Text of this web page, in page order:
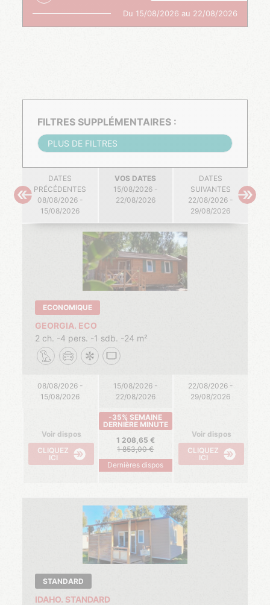
Du 15/08/2026 au 22/08/2026
DATES
PRÉCÉDENTES
08/08/2026 -
15/08/2026
VOS DATES
15/08/2026 -
22/08/2026
DATES
SUIVANTES
22/08/2026 -
29/08/2026
ECONOMIQUE
GEORGIA. ECO
2 ch.
4 pers. 1 sdb. 24 m²
08/08/2026 -
15/08/2026
15/08/2026 -
22/08/2026
22/08/2026 -
29/08/2026
Voir dispos
CLIQUEZ
ICI
-35% SEMAINE
DERNIÈRE MINUTE
1 208,65
1 853,00
Dernières dispos
Voir dispos
CLIQUEZ
ICI
STANDARD
IDAHO. STANDARD
FILTRES SUPPLÉMENTAIRES :
PLUS DE FILTRES